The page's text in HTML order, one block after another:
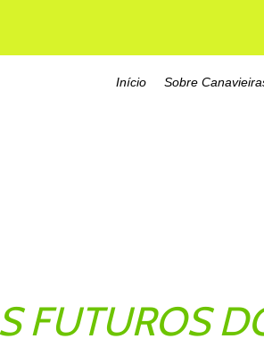
Início Sobre
FUTUROS